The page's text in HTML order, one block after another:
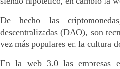
De hecho las
descentralizadas (DAO), son
vez más populares en la cultura
En la web 3.0 las empresas